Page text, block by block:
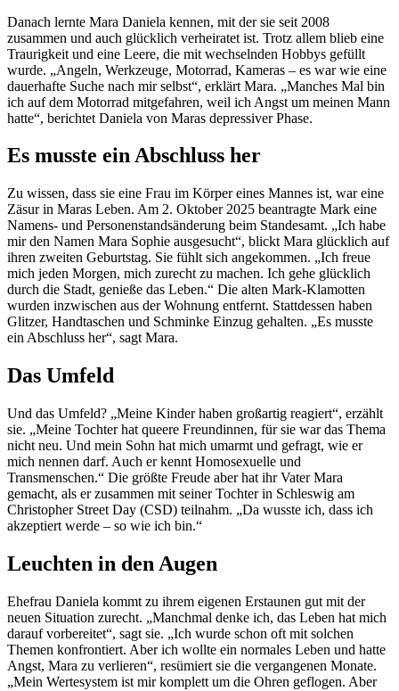
Danach lernte Mara Daniela kennen, mit der sie seit 2008
zusammen und auch glücklich verheiratet ist. Trotz allem blieb eine
Traurigkeit und eine Leere, die mit wechselnden Hobbys gefüllt
wurde. „Angeln, Werkzeuge, Motorrad, Kameras – es war wie eine
dauerhafte Suche nach mir selbst“, erklärt Mara. „Manches Mal bin
ich auf dem Motorrad mitgefahren, weil ich Angst um meinen Mann
hatte“, berichtet Daniela von Maras depressiver Phase.
Es musste ein Abschluss her
Zu wissen, dass sie eine Frau im Körper eines Mannes ist, war eine
Zäsur in Maras Leben. Am 2. Oktober 2025 beantragte Mark eine
Namens- und Personenstandsänderung beim Standesamt. „Ich habe
mir den Namen Mara Sophie ausgesucht“, blickt Mara glücklich auf
ihren zweiten Geburtstag. Sie fühlt sich angekommen. „Ich freue
mich jeden Morgen, mich zurecht zu machen. Ich gehe glücklich
durch die Stadt, genieße das Leben.“ Die alten Mark-Klamotten
wurden inzwischen aus der Wohnung entfernt. Stattdessen haben
Glitzer, Handtaschen und Schminke Einzug gehalten. „Es musste
ein Abschluss her“, sagt Mara.
Das Umfeld
Und das Umfeld? „Meine Kinder haben großartig reagiert“, erzählt
sie. „Meine Tochter hat queere Freundinnen, für sie war das Thema
nicht neu. Und mein Sohn hat mich umarmt und gefragt, wie er
mich nennen darf. Auch er kennt Homosexuelle und
Transmenschen.“ Die größte Freude aber hat ihr Vater Mara
gemacht, als er zusammen mit seiner Tochter in Schleswig am
Christopher Street Day (CSD) teilnahm. „Da wusste ich, dass ich
akzeptiert werde – so wie ich bin.“
Leuchten in den Augen
Ehefrau Daniela kommt zu ihrem eigenen Erstaunen gut mit der
neuen Situation zurecht. „Manchmal denke ich, das Leben hat mich
darauf vorbereitet“, sagt sie. „Ich wurde schon oft mit solchen
Themen konfrontiert. Aber ich wollte ein normales Leben und hatte
Angst, Mara zu verlieren“, resümiert sie die vergangenen Monate.
„Mein Wertesystem ist mir komplett um die Ohren geflogen. Aber